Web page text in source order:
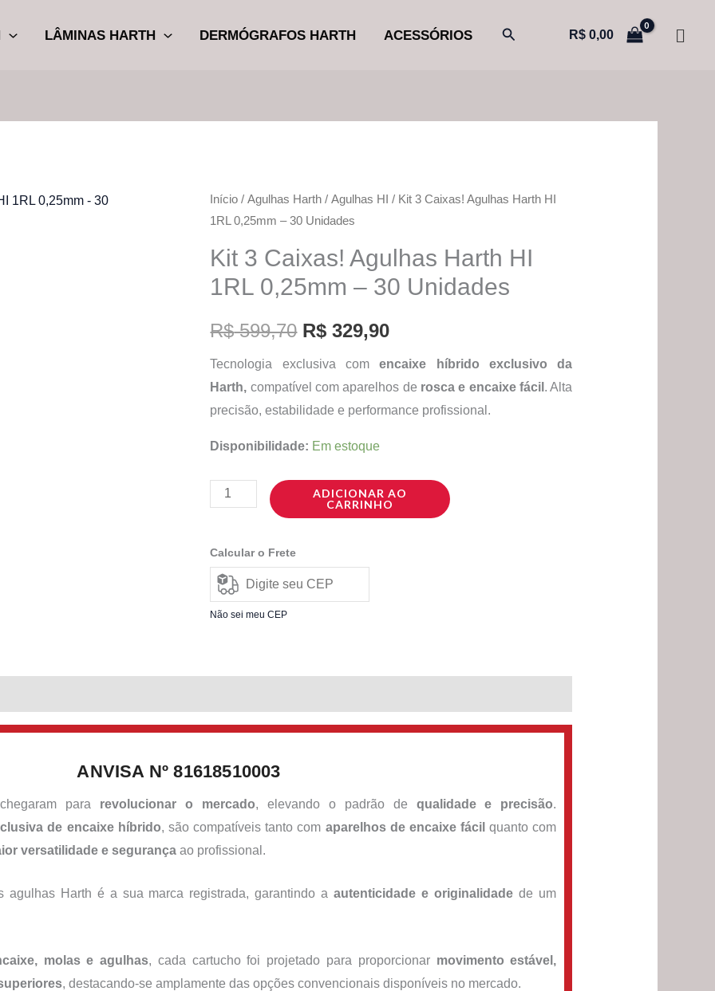
LÂMINAS HARTH DERMÓGRAFOS HARTH ACESSÓRIOS Pesquisar R$0,00
Início /Agulhas Harth /Agulhas HI
/ Kit 3 Caixas! Agulhas Harth HI
1RL 0,25mm – 30 Unidades
Kit 3 Caixas! Agulhas Harth HI
1RL 0,25mm – 30 Unidades
R$599,70
O
original
R$ 599,70.
R$ 329,90
O
atual
Tecnologia exclusiva comencaixe híbrido exclusivo da
Harth, compatível com aparelhos de rosca e encaixe fácil . Alta
precisão, estabilidade e performance profissional.
Disponibilidade: Em estoque
Kit
3
Caixas!
Agulhas
Harth
1RL
0,25mm
-
30
quantidade
ADICIONAR AO
CARRINHO
Calcular o Frete
Não sei meu CEP
ANVISA Nº 81618510003
para revolucionar o mercado, elevando o padrão de qualidade e precisão.
de encaixe híbrido, são compatíveis tanto com aparelhos de encaixe fácil quanto com
versatilidade e segurançaao profissional.
agulhas Harth é a sua marca registrada, garantindo aautenticidade e originalidade de um
molas e agulhas, cada cartucho foi projetado para proporcionar movimento estável,
, destacando-se amplamente das opções convencionais disponíveis no mercado.